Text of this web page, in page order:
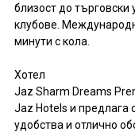
близост до
клубове.
минути с кола.
Хотел
Jaz Sharm Dreams
Jaz Hotels и предлага
удобства и отлично